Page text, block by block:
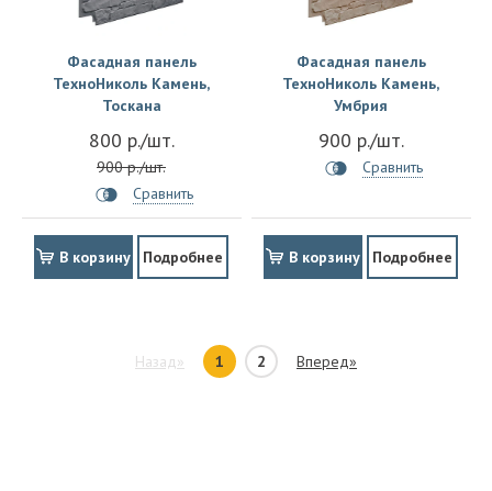
Фасадная панель
ТехноНиколь Камень,
Тоскана
800 р./шт.
900 р./шт.
Сравнить
В корзину Подробнее
Фасадная панель
ТехноНиколь Камень,
Умбрия
900 р./шт.
Сравнить
В корзину Подробнее
Назад» 1 2 Вперед»